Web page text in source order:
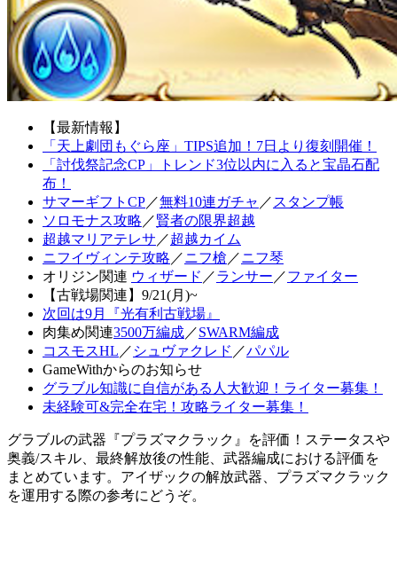
【最新情報】
「天上劇団もぐら座」TIPS追加！7日より復刻開催！
「討伐祭記念CP」トレンド3位以内に入ると宝晶石配
布！
サマーギフトCP／無料10連ガチャ ／ スタンプ帳
ソロモナス攻略 ／賢者の限界超越
超越マリアテレサ ／超越カイム
ニフイヴィンテ攻略 ／ニフ槍 ／ニフ琴
オリジン関連 ウィザード ／ランサー ／ファイター
【古戦場関連】9/21(月)~
次回は9月『光有利古戦場』
肉集め関連3500万編成／SWARM編成
コスモスHL ／ シュヴァクレド ／パパル
GameWithからのお知らせ
グラブル知識に自信がある人大歓迎！ライター募集！
未経験可&完全在宅！攻略ライター募集！
グラブルの武器『プラズマクラック』を評価！ステータスや
奥義/スキル、最終解放後の性能、武器編成における評価を
まとめています。アイザックの解放武器、プラズマクラック
を運用する際の参考にどうぞ。